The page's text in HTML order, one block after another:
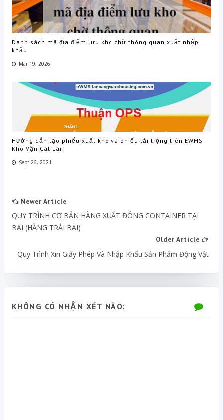
Danh sách mã địa điểm lưu kho chờ thông quan xuất nhập
khẩu
Mar 19, 2026
Hướng dẫn tạo phiếu xuất kho và phiếu tải trọng trên EWMS
Kho Vận Cát Lái
Sept 26, 2021
Newer Article
QUY TRÌNH CƠ BẢN HÀNG XUẤT ĐÓNG CONTAINER TẠI
BÃI (HÀNG TRẢI BÃI)
Older Article
Quy Trình Xin Giấy Phép Và Nhập Khẩu Sản Phẩm Động Vật
KHÔNG CÓ NHẬN XÉT NÀO: